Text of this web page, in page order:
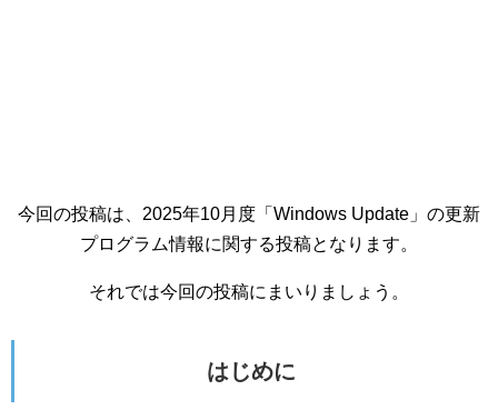
今回の投稿は、2025年10月度「Windows Update」の更新
プログラム情報に関する投稿となります。
それでは今回の投稿にまいりましょう。
はじめに